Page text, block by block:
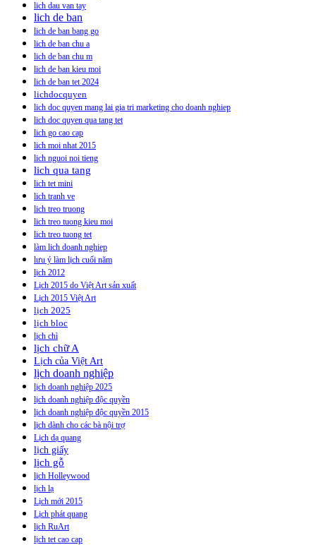
lich dau van tay
lich de ban
lich de ban bang go
lich de ban chu a
lich de ban chu m
lich de ban kieu moi
lich de ban tet 2024
lichdocquyen
lich doc quyen mang lai gia tri marketing cho doanh nghiep
lich doc quyen qua tang tet
lich go cao cap
lich moi nhat 2015
lich nguoi noi tieng
lich qua tang
lich tet mini
lich tranh ve
lich treo truong
lich treo tuong kieu moi
lich treo tuong tet
làm lich doanh nghiep
lưu ý làm lịch cuối năm
lịch 2012
Lịch 2015 do Việt Art sản xuất
Lịch 2015 Việt Art
lịch 2025
lịch bloc
lịch chì
lịch chữ A
Lịch của Việt Art
lịch doanh nghiệp
lịch doanh nghiệp 2025
lịch doanh nghiệp độc quyền
lịch doanh nghiệp độc quyền 2015
lịch dành cho các bà nội trợ
Lịch dạ quang
lịch giấy
lịch gỗ
lịch Holleywood
lịch lạ
Lịch mới 2015
Lịch phát quang
lịch RuArt
lịch tet cao cap